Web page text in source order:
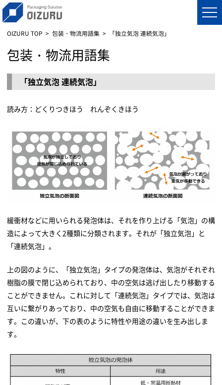
OIZURU TOP 包装・物流用語集 「独立気泡 連続気泡」
包装・物流用語集
「独立気泡 連続気泡」
読み方：どくりつきほう れんぞくきほう
緩衝材などに用いられる発泡体は、それを作り上げる「気泡」の構
造によって大きく2種類に分類されます。それが「独立気泡」と
「連続気泡」。
上の図のように、「独立気泡」タイプの発泡体は、気泡がそれぞれ
樹脂の膜で閉じ込められており、中の空気は逃げ出したり移動する
ことができません。これに対して「連続気泡」タイプでは、気泡は
互いに繋がりあっており、中の空気も自由に移動することができま
す。この違いが、下の表のように特性や用途の違いを生み出しま
す。